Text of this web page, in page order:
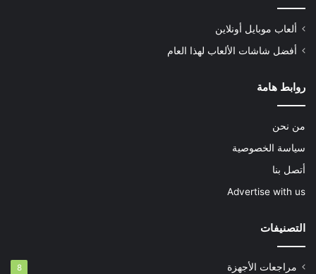
ألعاب موبايل أونلاين
أفضل شاشات الألعاب لهذا العام
روابط هامة
من نحن
سياسة الخصوصية
أتصل بنا
Advertise with us
التصنيفات
مراجعات الأجهزة 8